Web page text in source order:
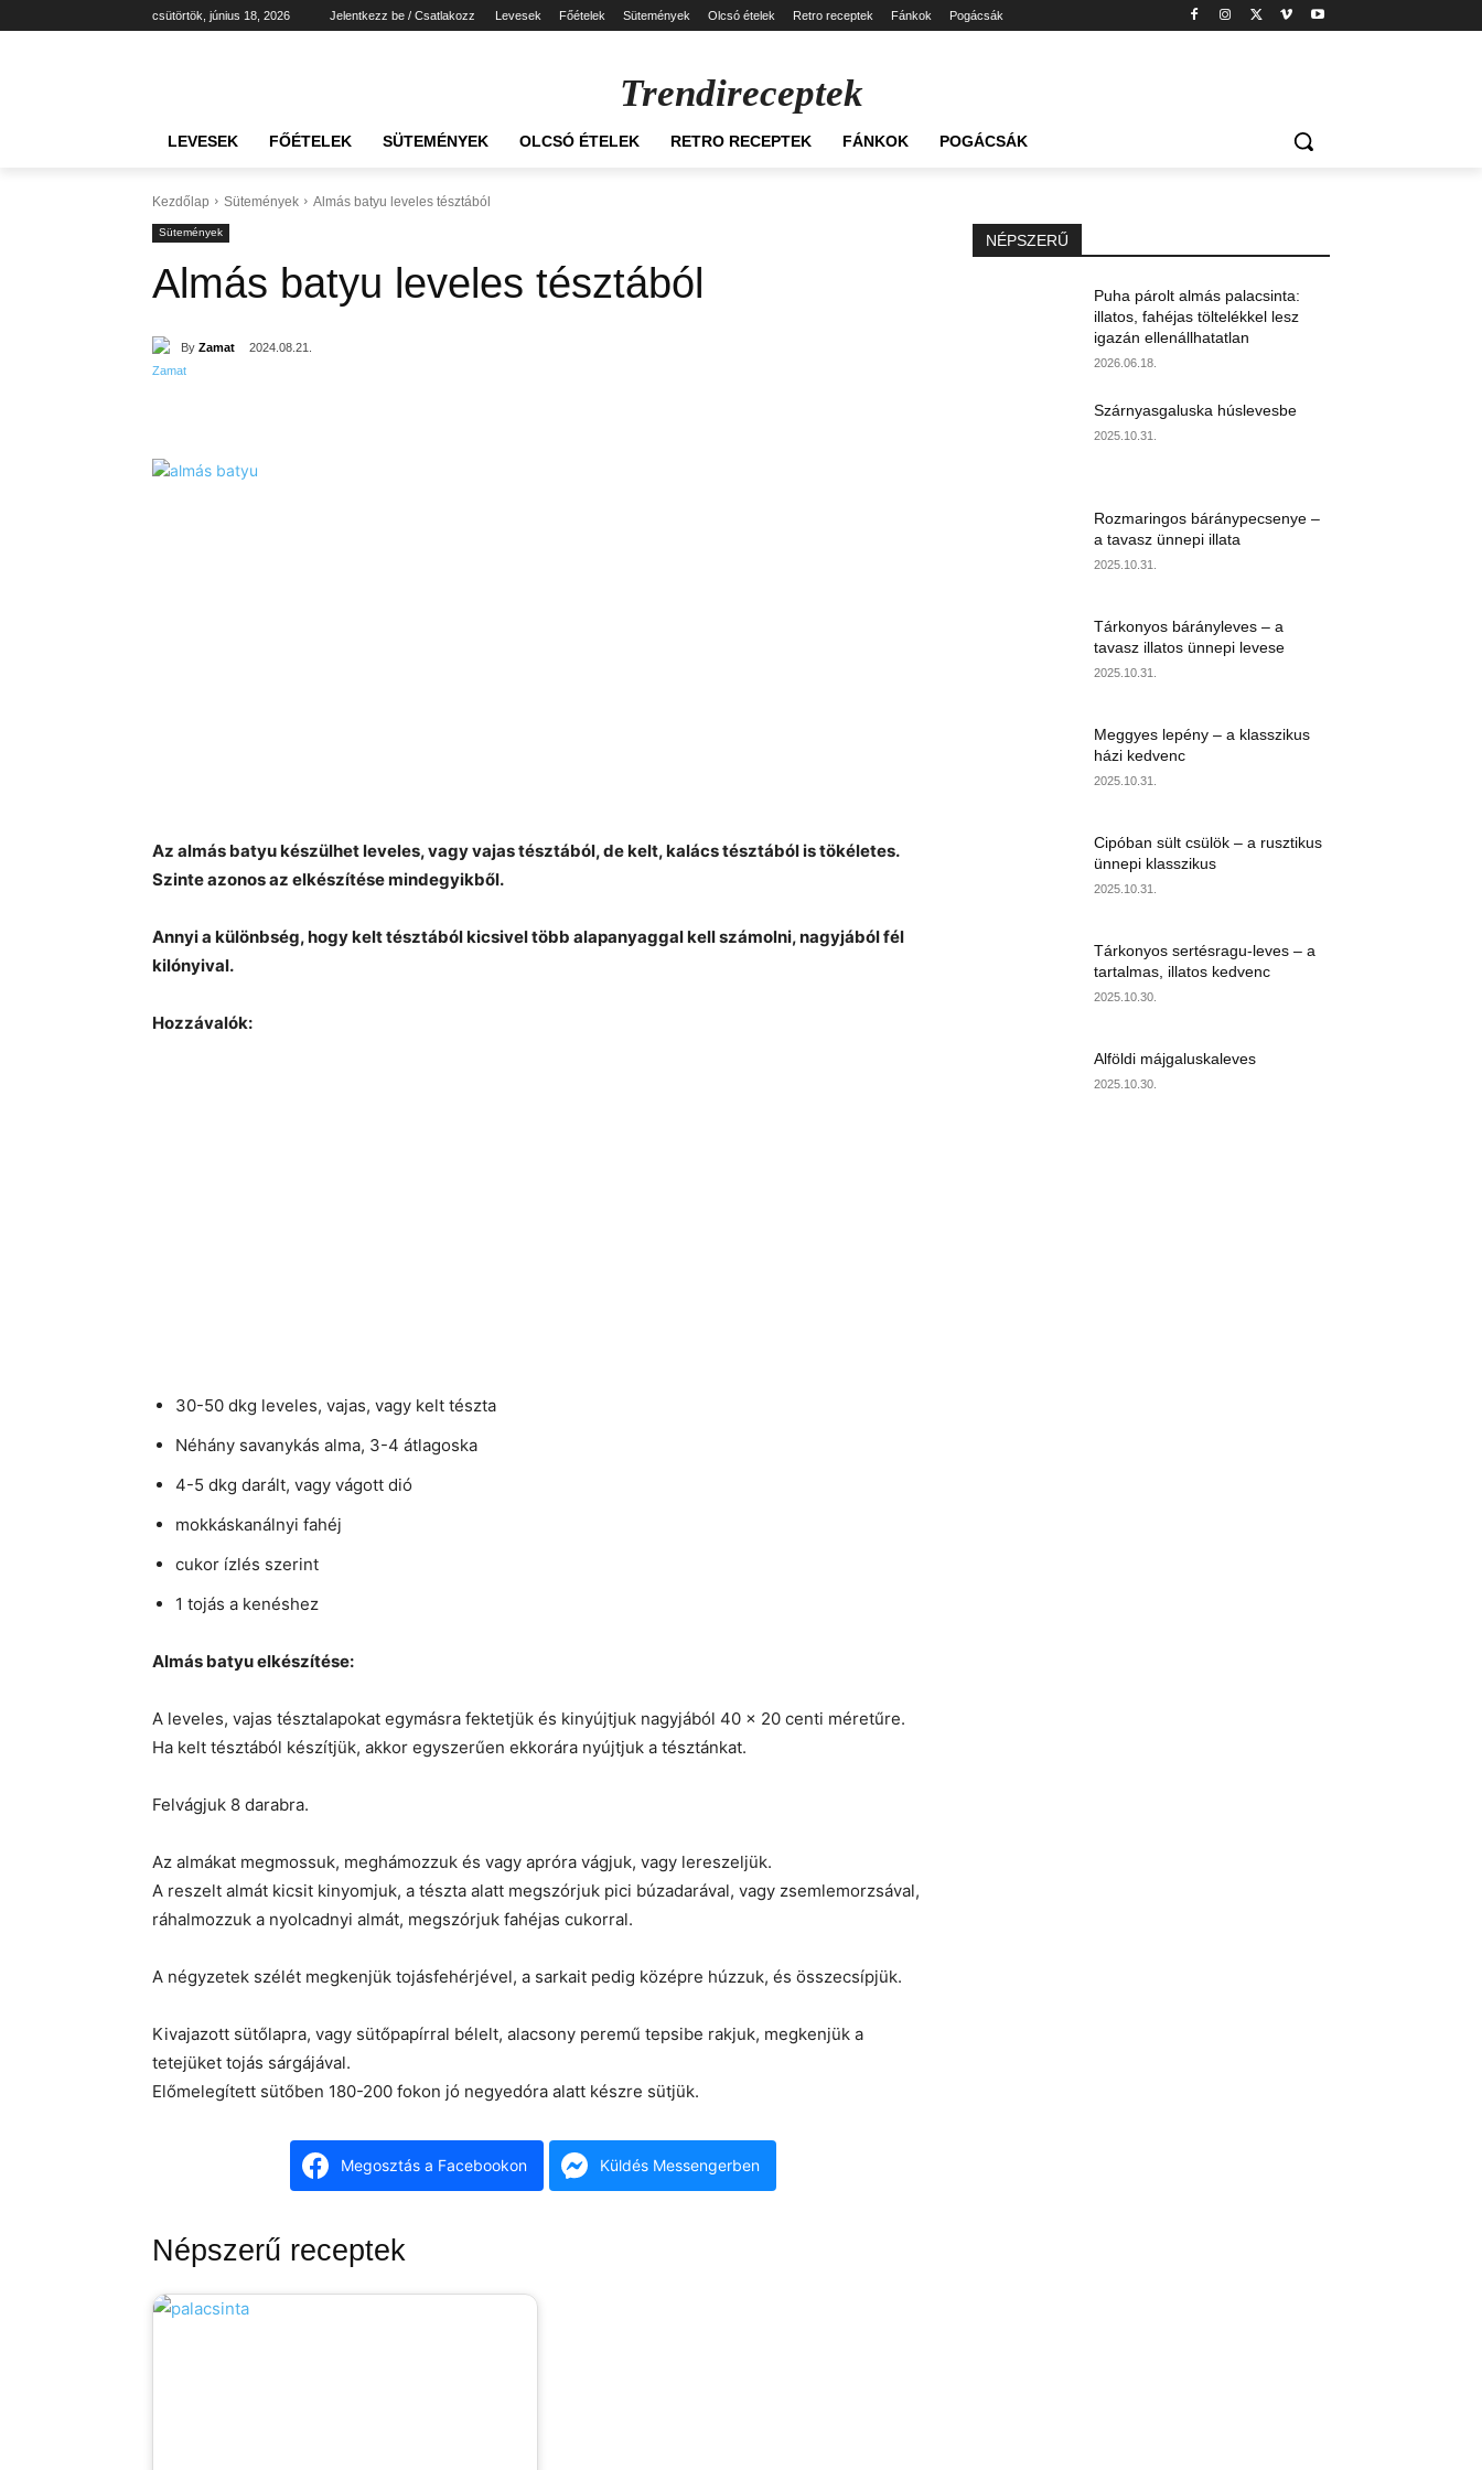
csütörtök, június 18, 2026 Jelentkezz be / Csatlakozz Levesek Főételek Sütemények Olcsó ételek Retro receptek Fánkok Pogácsák
Trendireceptek
LEVESEK FŐÉTELEK SÜTEMÉNYEK OLCSÓ ÉTELEK RETRO RECEPTEK FÁNKOK POGÁCSÁK
Kezdőlap Sütemények Almás batyu leveles tésztából
Sütemények
Almás batyu leveles tésztából
By Zamat 2024.08.21.
Az almás batyu készülhet leveles, vagy vajas tésztából, de kelt, kalács tésztából is tökéletes.
Szinte azonos az elkészítése mindegyikből.
Annyi a különbség, hogy kelt tésztából kicsivel több alapanyaggal kell számolni, nagyjából fél
kilónyival.
Hozzávalók:
30-50 dkg leveles, vajas, vagy kelt tészta
Néhány savanykás alma, 3-4 átlagoska
4-5 dkg darált, vagy vágott dió
mokkáskanálnyi fahéj
cukor ízlés szerint
1 tojás a kenéshez
Almás batyu elkészítése:
A leveles, vajas tésztalapokat egymásra fektetjük és kinyújtjuk nagyjából 40 x 20 centi méretűre.
Ha kelt tésztából készítjük, akkor egyszerűen ekkorára nyújtjuk a tésztánkat.
Felvágjuk 8 darabra.
Az almákat megmossuk, meghámozzuk és vagy apróra vágjuk, vagy lereszeljük.
A reszelt almát kicsit kinyomjuk, a tészta alatt megszórjuk pici búzadarával, vagy zsemlemorzsával,
ráhalmozzuk a nyolcadnyi almát, megszórjuk fahéjas cukorral.
A négyzetek szélét megkenjük tojásfehérjével, a sarkait pedig középre húzzuk, és összecsípjük.
Kivajazott sütőlapra, vagy sütőpapírral bélelt, alacsony peremű tepsibe rakjuk, megkenjük a
tetejüket tojás sárgájával.
Előmelegített sütőben 180-200 fokon jó negyedóra alatt készre sütjük.
Megosztás a Facebookon Küldés Messengerben
Népszerű receptek
NÉPSZERŰ
Puha párolt almás palacsinta:
illatos, fahéjas töltelékkel lesz
igazán ellenállhatatlan
2026.06.18.
Szárnyasgaluska húslevesbe
2025.10.31.
Rozmaringos báránypecsenye –
a tavasz ünnepi illata
2025.10.31.
Tárkonyos bárányleves – a
tavasz illatos ünnepi levese
2025.10.31.
Meggyes lepény – a klasszikus
házi kedvenc
2025.10.31.
Cipóban sült csülök – a rusztikus
ünnepi klasszikus
2025.10.31.
Tárkonyos sertésragu-leves – a
tartalmas, illatos kedvenc
2025.10.30.
Alföldi májgaluskaleves
2025.10.30.